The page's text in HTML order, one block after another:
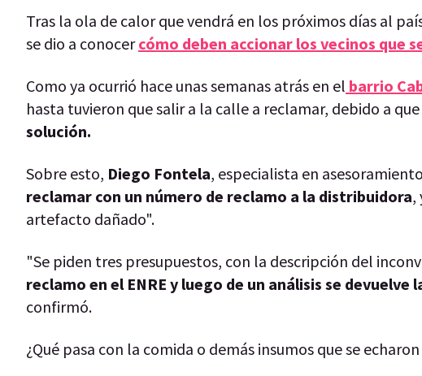
Tras la ola de calor que vendrá en los próximos días al
se dio a conocercómo deben accionar los vecinos que
Como ya ocurrió hace unas semanas atrás en el barrio
hasta tuvieron que salir a la calle a reclamar, debido a que
solución.
Sobre esto, Diego Fontela, especialista en
reclamar con un número de reclamo a la distribuidora,
artefacto dañado".
"Se piden tres presupuestos, con la descripción del
reclamo en el ENRE y luego de un análisis se
confirmó.
¿Qué pasa con la comida o demás insumos que se